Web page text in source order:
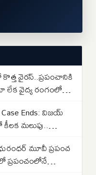
కొత్త వైరస్‌..ప్రపంచానికి
లేక వైద్య రంగంలో
Case Ends: విజయ్
మలుపు..
కోర్టు
మూవీ ప్రపంచ
ప్రపంచంలోనే